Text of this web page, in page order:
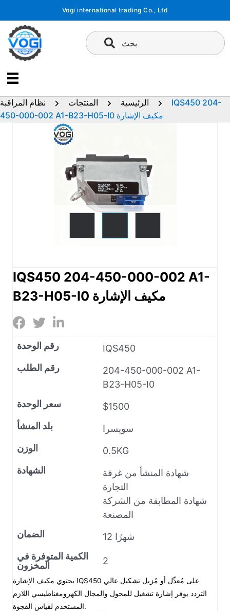
المحتوى
Vogi international trading Co., Ltd
بحث
الرئيسية المنتجات نظام المراقبة
IQS450 204-
450-000-002 A1-B23-H05-I0 مكيف الإشارة
IQS450 204-450-000-002 A1-
B23-H05-I0 مكيف الإشارة
رقم الوحدة
IQS450
رقم الطلب
204-450-000-002 A1-
B23-H05-I0
سعر الوحدة
$1500
بلد المنشأ
سويسرا
الوزن
0.5KG
الشهادة
شهادة المنشأ من غرفة
التجارة
شهادة المطابقة من الشركة
المصنعة
الضمان
12 شهرًا
الكمية المتوفرة في
المخزون
2
يحتوي مكيف الإشارة IQS450 على مُعدِّل أو مُزيل تشكيل عالي
التردد يوفر إشارة تشغيل للمحول والمجال الكهرومغناطيسي اللازم
المستخدم لقياس الفجوة.